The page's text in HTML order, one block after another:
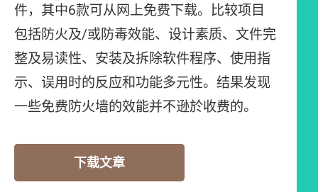
件，其中6款可从网上免费下载。比较项目
包括防火及/或防毒效能、设计素质、文件完
整及易读性、安装及拆除软件程序、使用指
示、误用时的反应和功能多元性。结果发现
一些免费防火墙的效能并不逊於收费的。
下载文章